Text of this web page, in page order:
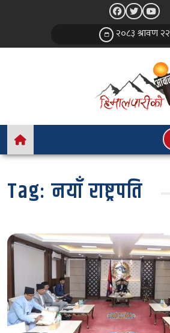
२०८३ श्रावण २२
Tag:नयाँ राष्ट्रपति